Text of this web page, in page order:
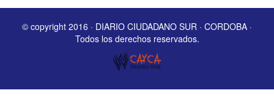
© copyright 2016 · DIARIO CIUDADANO SUR · CORDOBA ·
Todos los derechos reservados.